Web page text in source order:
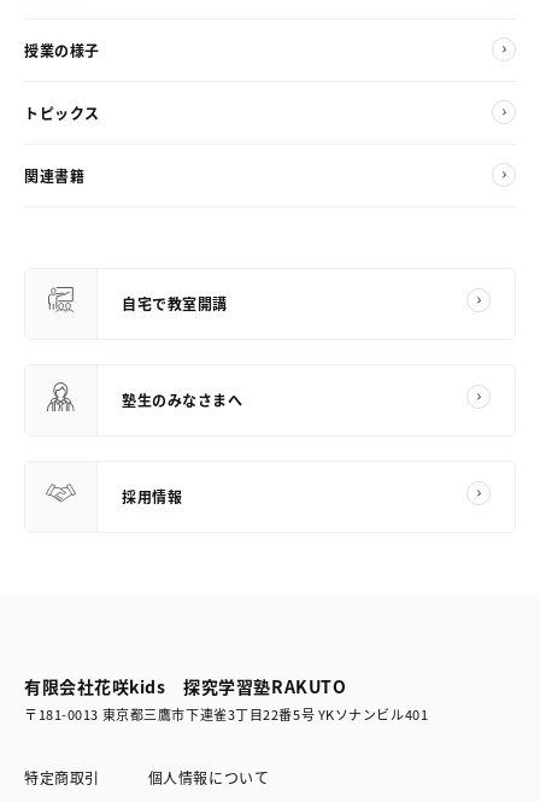
授業の様子
トピックス
関連書籍
自宅で教室開講
塾生のみなさまへ
採用情報
有限会社花咲kids 探究学習塾RAKUTO
〒181-0013 東京都三鷹市下連雀3丁目22番5号 YKソナンビル401
特定商取引 個人情報について